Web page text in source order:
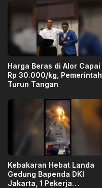
Harga Beras di Alor Capai
Rp 30.000/kg, Pemerintah
Turun Tangan
Kebakaran Hebat Landa
Gedung Bapenda DKI
Jakarta, 1 Pekerja